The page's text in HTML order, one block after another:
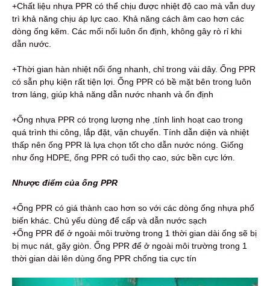
+Chất liệu nhựa PPR có thể chịu được nhiệt độ cao mà vẫn duy
trì khả năng chịu áp lực cao. Khả năng cách âm cao hơn các
dòng ống kẽm. Các mối nối luôn ổn định, không gây rò rỉ khi
dẫn nước.
+Thời gian hàn nhiệt nối ống nhanh, chỉ trong vài dây. Ống PPR
có sẵn phụ kiện rất tiện lợi. Ống PPR có bề mặt bên trong luôn
trơn láng, giúp khả năng dẫn nước nhanh và ổn định
+Ống nhựa PPR có trọng lượng nhẹ ,tính linh hoạt cao trong
quá trình thi công, lắp đặt, vận chuyển. Tính dẫn diện và nhiệt
thấp nên ống PPR là lựa chọn tốt cho dẫn nước nóng. Giống
như ống HDPE, ống PPR có tuổi thọ cao, sức bền cực lớn.
Nhược điểm của ống PPR
+Ống PPR có giá thành cao hơn so với các dòng ống nhựa phổ
biến khác. Chủ yếu dùng để cấp và dẫn nước sạch
+Ống PPR để ở ngoài môi trường trong 1 thời gian dài ống sẽ bị
bị mục nát, gãy giòn. Ống PPR để ở ngoài môi trường trong 1
thời gian dài lên dùng ống PPR chống tia cực tín